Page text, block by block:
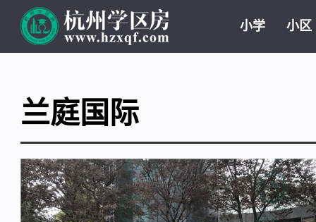
小学 小区
兰庭国际